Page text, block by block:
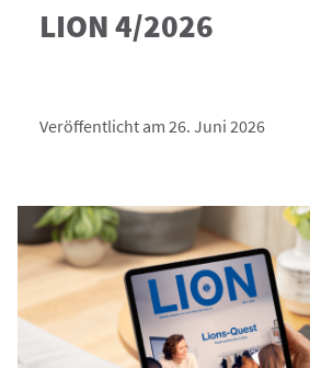
LION 4/2026
Veröffentlicht am 26. Juni 2026